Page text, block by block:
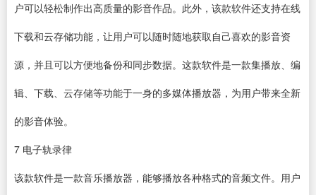
户可以轻松制作出高质量的影音作品。此外，该款软件还支持在线
下载和云存储功能，让用户可以随时随地获取自己喜欢的影音资
源，并且可以方便地备份和同步数据。这款软件是一款集播放、编
辑、下载、云存储等功能于一身的多媒体播放器，为用户带来全新
的影音体验。
7 电子轨录律
该款软件是一款音乐播放器 ，能够播放各种格式的音频文件。用户